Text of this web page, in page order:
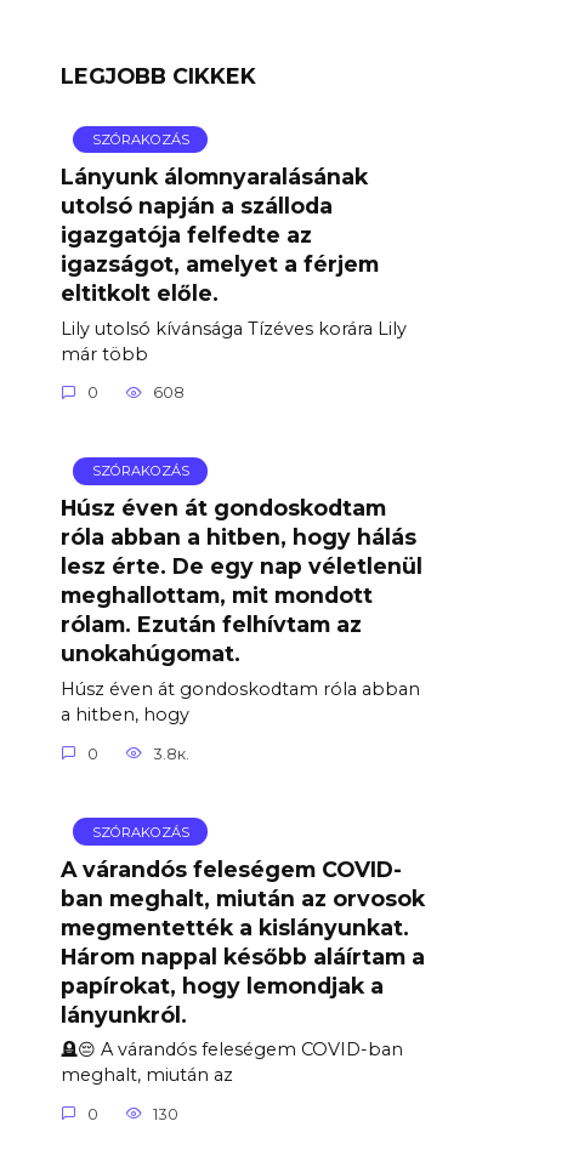
LEGJOBB CIKKEK
SZÓRAKOZÁS
Lányunk álomnyaralásának
utolsó napján a szálloda
igazgatója felfedte az
igazságot, amelyet a férjem
eltitkolt előle.
Lily utolsó kívánsága Tízéves korára Lily
már több
0 608
SZÓRAKOZÁS
Húsz éven át gondoskodtam
róla abban a hitben, hogy hálás
lesz érte. De egy nap véletlenül
meghallottam, mit mondott
rólam. Ezután felhívtam az
unokahúgomat.
Húsz éven át gondoskodtam róla abban
a hitben, hogy
0 3.8к.
SZÓRAKOZÁS
A várandós feleségem COVID-
ban meghalt, miután az orvosok
megmentették a kislányunkat.
Három nappal később aláírtam a
papírokat, hogy lemondjak a
lányunkról.
🪦😔 A várandós feleségem COVID-ban
meghalt, miután az
0 130